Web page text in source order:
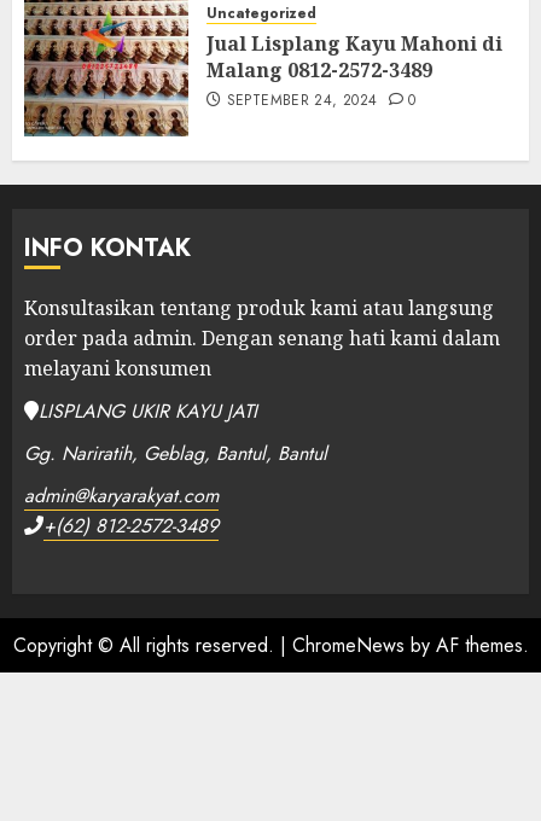
Uncategorized
Jual Lisplang Kayu Mahoni di
Malang 0812-2572-3489
SEPTEMBER 24, 2024 0
INFO KONTAK
Konsultasikan tentang produk kami atau langsung
order pada admin. Dengan senang hati kami dalam
melayani konsumen
LISPLANG UKIR KAYU JATI
Gg. Nariratih, Geblag, Bantul, Bantul
admin@karyarakyat.com
+(62) 812-2572-3489
Copyright © All rights reserved. | ChromeNews by AF themes.